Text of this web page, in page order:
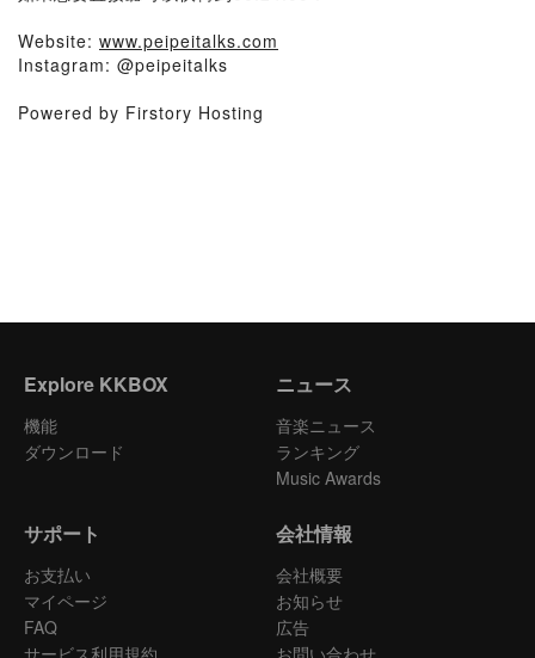
Website: www.peipeitalks.com
Instagram: @peipeitalks
Powered by Firstory Hosting
Explore KKBOX
機能
ダウンロード
ニュース
音楽ニュース
ランキング
Music Awards
サポート
お支払い
マイページ
FAQ
サービス利用規約
会社情報
会社概要
お知らせ
広告
お問い合わせ